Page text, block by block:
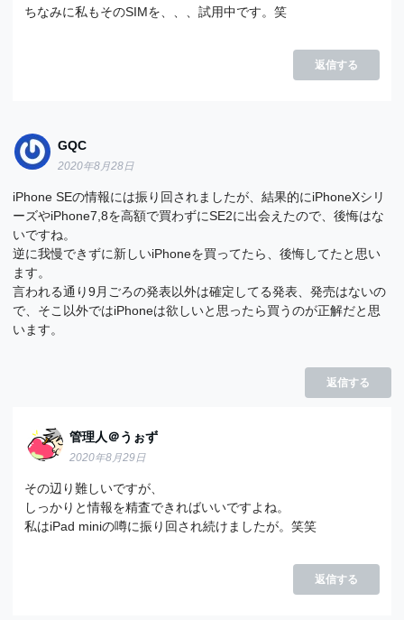
ちなみに私もそのSIMを、、、試用中です。笑
返信する
GQC
2020年8月28日
iPhone SEの情報には振り回されましたが、結果的にiPhoneXシリ
ーズやiPhone7,8を高額で買わずにSE2に出会えたので、後悔はな
いですね。
逆に我慢できずに新しいiPhoneを買ってたら、後悔してたと思い
ます。
言われる通り9月ごろの発表以外は確定してる発表、発売はないの
で、そこ以外ではiPhoneは欲しいと思ったら買うのが正解だと思
います。
返信する
管理人＠うぉず
2020年8月29日
その辺り難しいですが、
しっかりと情報を精査できればいいですよね。
私はiPad miniの噂に振り回され続けましたが。笑笑
返信する